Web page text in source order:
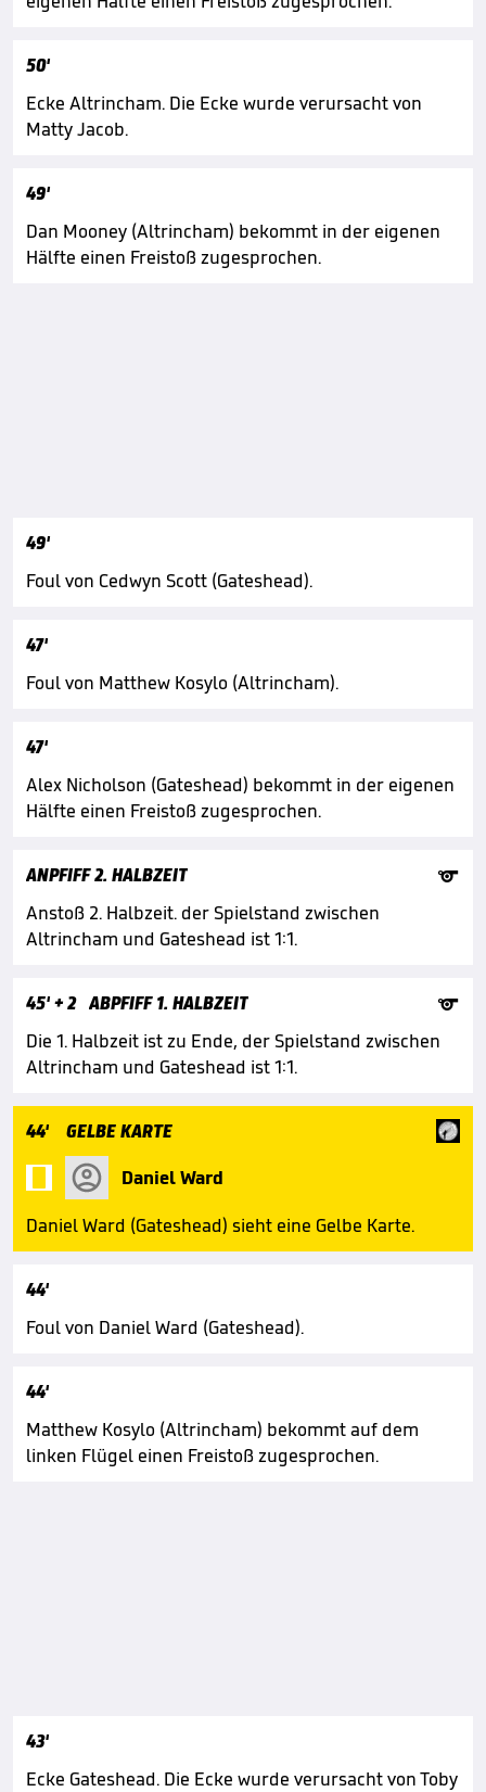
50'
Ecke Altrincham. Die Ecke wurde verursacht von
Matty Jacob.
49'
Dan Mooney (Altrincham) bekommt in der eigenen
Hälfte einen Freistoß zugesprochen.
49'
Foul von Cedwyn Scott (Gateshead).
47'
Foul von Matthew Kosylo (Altrincham).
47'
Alex Nicholson (Gateshead) bekommt in der eigenen
Hälfte einen Freistoß zugesprochen.
ANPFIFF 2. HALBZEIT

Anstoß 2. Halbzeit. der Spielstand zwischen
Altrincham und Gateshead ist 1:1.
45'+ 2 ABPFIFF 1. HALBZEIT

Die 1. Halbzeit ist zu Ende, der Spielstand zwischen
Altrincham und Gateshead ist 1:1.
44' GELBE KARTE
Daniel Ward
Daniel Ward (Gateshead) sieht eine Gelbe Karte.
44'
Foul von Daniel Ward (Gateshead).
44'
Matthew Kosylo (Altrincham) bekommt auf dem
linken Flügel einen Freistoß zugesprochen.
43'
Ecke Gateshead. Die Ecke wurde verursacht von Toby